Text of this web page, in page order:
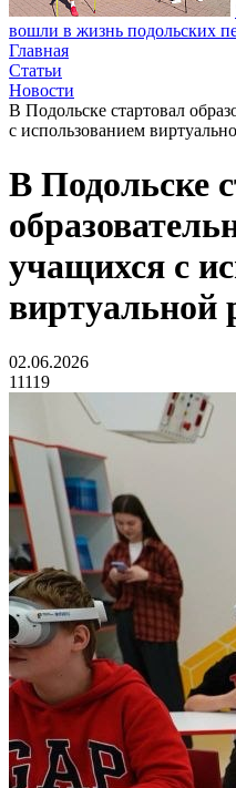
вошли в жизнь подольских
Главная
Статьи
Новости
В Подольске стартовал
с использованием
В Подольске
учащихся с
виртуальной
02.06.2026
11119